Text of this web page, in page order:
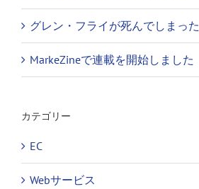
グレン・フライが死んでしまった
MarkeZineで連載を開始しました
カテゴリー
EC
Webサービス